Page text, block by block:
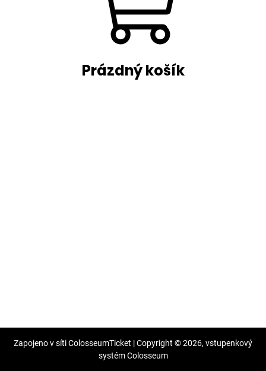
Prázdný košík
Zapojeno v sítiColosseumTicket |Copyright ©2026, vstupenkový
systém Colosseum